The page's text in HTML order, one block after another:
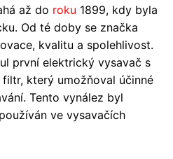
až do roku 1899, kdy byla
Od té doby se značka
kvalitu a spolehlivost.
první elektrický vysavač s
který umožňoval účinné
Tento vynález byl
ve vysavačích